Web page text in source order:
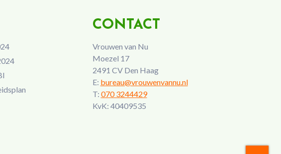
CONTACT
Vrouwen van Nu
Moezel 17
2491 CV Den Haag
E: bureau@vrouwenvannu.nl
T: 070 3244429
KvK: 40409535